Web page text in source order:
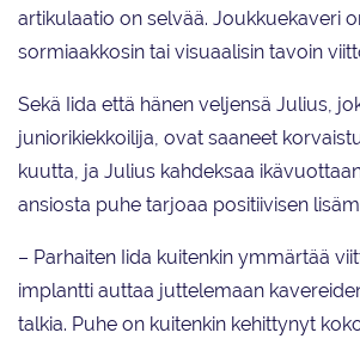
artikulaatio on selvää. Joukkuekaveri
sormiaakkosin tai visuaalisin tavoin
Sekä Iida että hänen veljensä Julius,
juniorikiekkoilija, ovat saaneet
kuutta, ja Julius kahdeksaa
ansiosta puhe tarjoaa positiivisen
– Parhaiten Iida kuitenkin ymmärtää
implantti auttaa juttelemaan
talkia. Puhe on kuitenkin kehittynyt